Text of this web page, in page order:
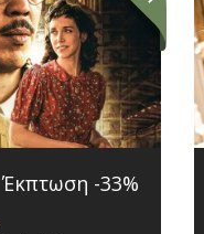
Έκπτωση -33%